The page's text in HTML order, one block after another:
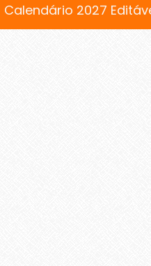
Calendário 2027